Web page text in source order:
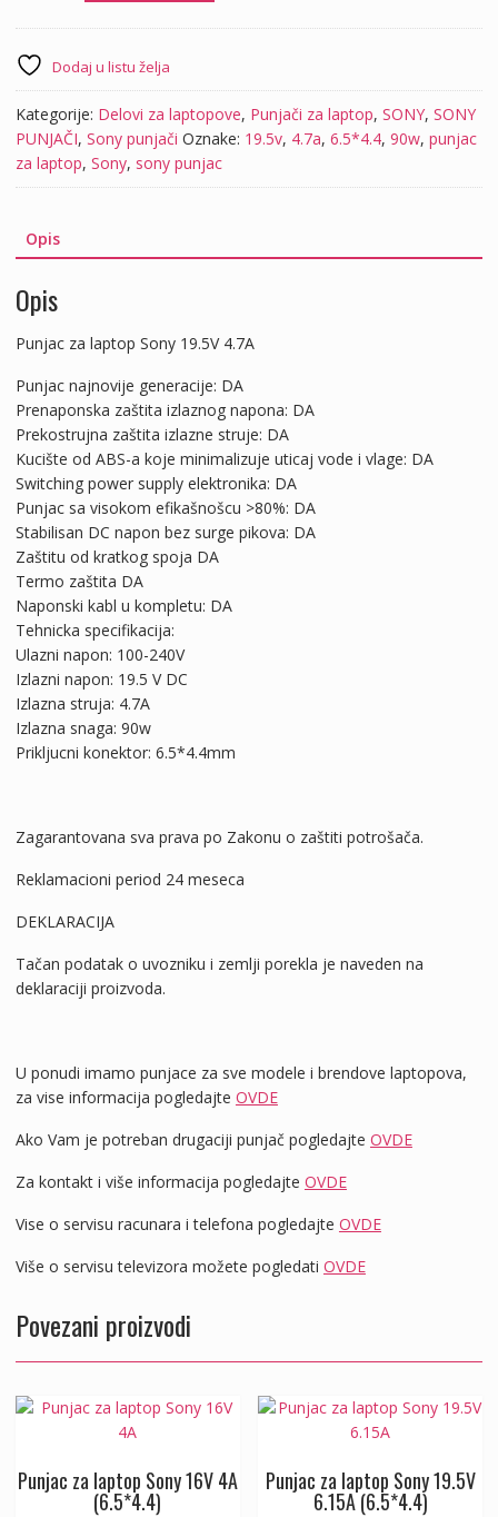
19.5V
4.7A
(6.5*4.4)
količina
Dodaj u listu želja
Kategorije: Delovi za laptopove, Punjači za laptop, SONY, SONY
PUNJAČI, Sony punjači Oznake: 19.5v, 4.7a, 6.5*4.4, 90w, punjac
za laptop, Sony, sony punjac
Opis
Opis
Punjac za laptop Sony 19.5V 4.7A
Punjac najnovije generacije: DA
Prenaponska zaštita izlaznog napona: DA
Prekostrujna zaštita izlazne struje: DA
Kucište od ABS-a koje minimalizuje uticaj vode i vlage: DA
Switching power supply elektronika: DA
Punjac sa visokom efikašnošcu >80%: DA
Stabilisan DC napon bez surge pikova: DA
Zaštitu od kratkog spoja DA
Termo zaštita DA
Naponski kabl u kompletu: DA
Tehnicka specifikacija:
Ulazni napon: 100-240V
Izlazni napon: 19.5 V DC
Izlazna struja: 4.7A
Izlazna snaga: 90w
Prikljucni konektor: 6.5*4.4mm
Zagarantovana sva prava po Zakonu o zaštiti potrošača.
Reklamacioni period 24 meseca
DEKLARACIJA
Tačan podatak o uvozniku i zemlji porekla je naveden na
deklaraciji proizvoda.
U ponudi imamo punjace za sve modele i brendove laptopova,
za vise informacija pogledajte OVDE
Ako Vam je potreban drugaciji punjač pogledajte OVDE
Za kontakt i više informacija pogledajte OVDE
Vise o servisu racunara i telefona pogledajte OVDE
Više o servisu televizora možete pogledati OVDE
Povezani proizvodi
Punjac za laptop Sony 16V 4A
(6.5*4.4)
Punjac za laptop Sony 19.5V
6.15A (6.5*4.4)